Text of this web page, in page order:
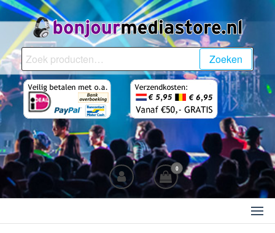
Ga
naar
inhoudBonjourMediaStore.nl
Professionals in
Zoeken
naar:
Zoeken
0